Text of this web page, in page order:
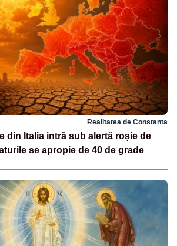
Realitatea de Constanta
din Italia intră sub alertă roșie de
se apropie de 40 de grade